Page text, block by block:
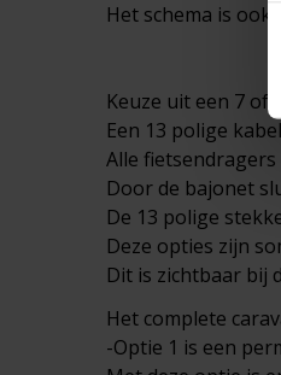
Het schema is
Keuze uit een 7 of
Een 13 polige
Alle
Door de bajonet
De 13 polige
Deze opties zijn
Dit is zichtbaar bij
Het complete
-Optie 1 is een